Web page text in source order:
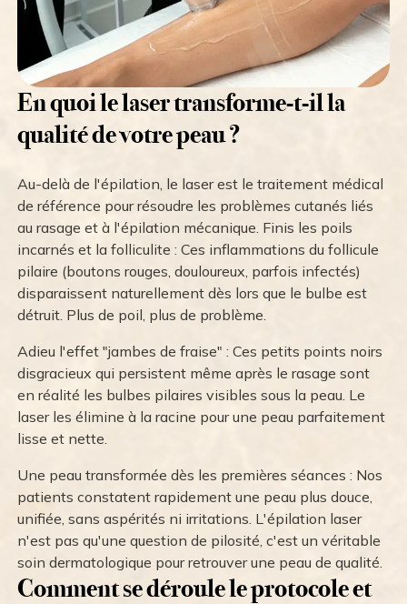
En quoi le laser transforme-t-il la
qualité de votre peau ?
Au-delà de l'épilation, le laser est le traitement médical
de référence pour résoudre les problèmes cutanés liés
au rasage et à l'épilation mécanique. Finis les poils
incarnés et la folliculite : Ces inflammations du follicule
pilaire (boutons rouges, douloureux, parfois infectés)
disparaissent naturellement dès lors que le bulbe est
détruit. Plus de poil, plus de problème.
Adieu l'effet "jambes de fraise" : Ces petits points noirs
disgracieux qui persistent même après le rasage sont
en réalité les bulbes pilaires visibles sous la peau. Le
laser les élimine à la racine pour une peau parfaitement
lisse et nette.
Une peau transformée dès les premières séances : Nos
patients constatent rapidement une peau plus douce,
unifiée, sans aspérités ni irritations. L'épilation laser
n'est pas qu'une question de pilosité, c'est un véritable
soin dermatologique pour retrouver une peau de qualité.
Comment se déroule le protocole et